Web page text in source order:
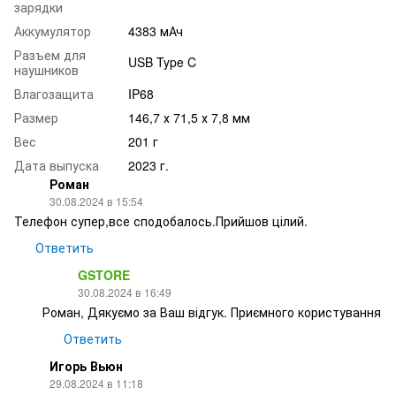
зарядки
Аккумулятор
4383 мАч
Разъем для
наушников
USB Type C
Влагозащита
IP68
Размер
146,7 х 71,5 х 7,8 мм
Вес
201 г
Дата выпуска
2023 г.
Роман
30.08.2024 в 15:54
Телефон супер,все сподобалось.Прийшов цілий.
Ответить
GSTORE
30.08.2024 в 16:49
Роман, Дякуємо за Ваш відгук. Приємного користування
Ответить
Игорь Вьюн
29.08.2024 в 11:18